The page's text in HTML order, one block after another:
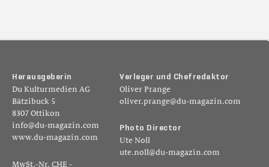
H er au sg eb er in
Du Kulturmedien AG
Bätzibuck 5
8307 Ottikon
info@du-magazin.com
www.du-magazin.com
MwSt.-Nr. CHE -
Ver leger un d Ch ef reda kt or
Oliver Prange
oliver.prange@du-magazin.com
Pho to D ir ecto r
Ute Noll
ute.noll@du-magazin.com